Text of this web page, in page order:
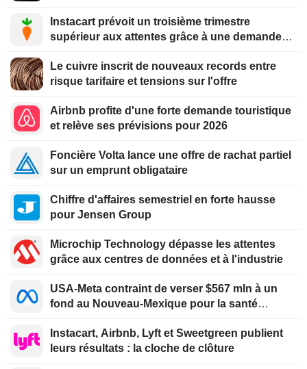
Instacart prévoit un troisième trimestre
supérieur aux attentes grâce à une demande
Le cuivre inscrit de nouveaux records entre
risque tarifaire et tensions sur l'offre
Airbnb profite d'une forte demande touristique
et relève ses prévisions pour 2026
Foncière Volta lance une offre de rachat partiel
sur un emprunt obligataire
Chiffre d'affaires semestriel en forte hausse
pour Jensen Group
Microchip Technology dépasse les attentes
grâce aux centres de données et à l'industrie
USA-Meta contraint de verser $567 mln à un
fond au Nouveau-Mexique pour la santé
Instacart, Airbnb, Lyft et Sweetgreen publient
leurs résultats : la cloche de clôture